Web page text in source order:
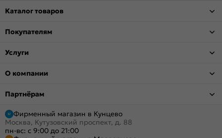
Каталог товаров
Покупателям
Услуги
О компании
Партнёрам
Фирменный магазин в Кунцево
Москва, Кутузовский проспект, д. 88
пн-вс: с 9:00 до 21:00